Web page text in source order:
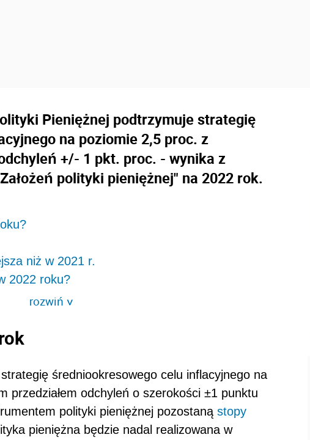
Pieniężnej podtrzymuje strategię
na poziomie 2,5 proc. z
+/- 1 pkt. proc. - wynika z
polityki pieniężnej" na 2022 rok.
niż w 2021 r.
2022 roku?
rozwiń>
średniookresowego celu inflacyjnego na
przedziałem odchyleń o szerokości ±1 punktu
polityki pieniężnej pozostaną stopy
pieniężna będzie nadal realizowana w